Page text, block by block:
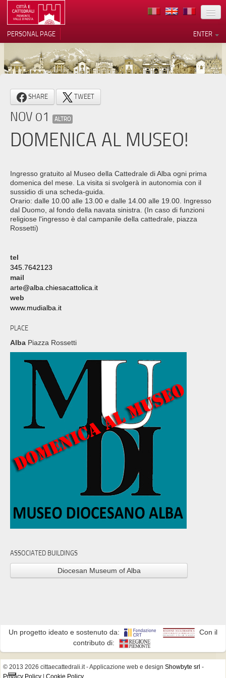
LOCATION
ARCHITECTURE
MUSEUMS
ITINERARIES
EVENTS
VOLUNTEERS
CONTACTS
PRESS
ENTER
PERSONAL PAGE
SHARE TWEET
NOV 01 ALTRO
DOMENICA AL MUSEO!
Ingresso gratuito al Museo della Cattedrale di Alba ogni prima
domenica del mese. La visita si svolgerà in autonomia con il
sussidio di una scheda-guida.
Orario: dalle 10.00 alle 13.00 e dalle 14.00 alle 19.00. Ingresso
dal Duomo, al fondo della navata sinistra. (In caso di funzioni
religiose l'ingresso è dal campanile della cattedrale, piazza
Rossetti)
tel
345.7642123
mail
arte@alba.chiesacattolica.it
web
www.mudialba.it
PLACE
Alba Piazza Rossetti
ASSOCIATED BUILDINGS
Diocesan Museum of Alba
Un progetto ideato e sostenuto da:
Con il
contributo di:
© 2013 2026 cittaecattedrali.it- Applicazione web e design Showbyte srl -
Privacy Policy | Cookie Policy
Notice at collection
Your Privacy Choices